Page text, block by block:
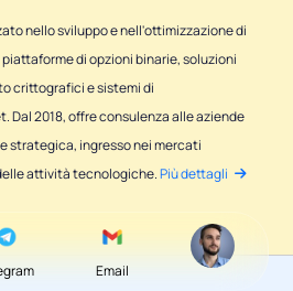
nello sviluppo e nell'ottimizzazione di
di opzioni binarie, soluzioni
crittografici e sistemi di
Dal 2018, offre consulenza alle aziende
strategica, ingresso nei mercati
attività tecnologiche.Più dettagli
Email